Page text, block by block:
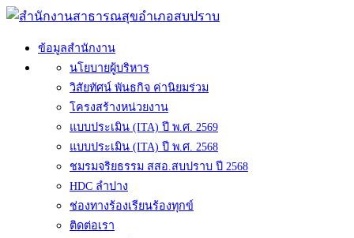
Skip
content
สำนักงานสาธารณสุขอำเภอสบปราบ
ข้อมูลสำนักงาน
นโยบายผู้บริหาร
วิสัยทัศน์ พันธกิจ ค่านิยมร่วม
โครงสร้างหน่วยงาน
แบบประเมิน (ITA) ปี พ.ศ. 2569
แบบประเมิน (ITA) ปี พ.ศ. 2568
ชมรมจริยธรรม สสอ.สบปราบ ปี 2568
HDC ลำปาง
ช่องทางร้องเรียนร้องทุกข์
ติดต่อเรา